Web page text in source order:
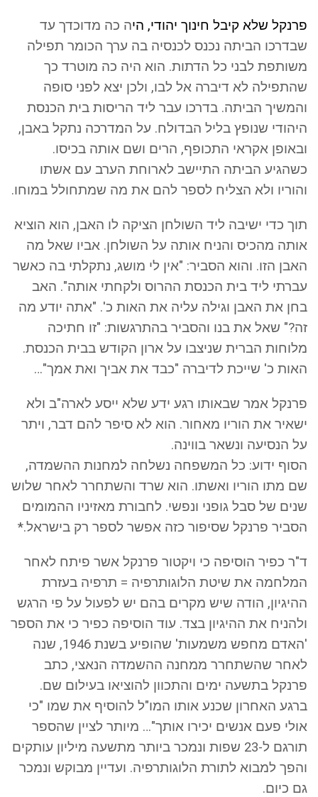
פרנקל שלא קיבל חינוך יהודי, היה כה מדוכדך עד
שבדרכו הביתה נכנס לכנסיה בה ערך הכומר תפילה
משותפת לבני כל הדתות. הוא היה כה מוטרד כך
שהתפילה לא דיברה אל לבו, ולכן יצא לפני סופה
והמשיך הביתה. בדרכו עבר ליד הריסות בית הכנסת
היהודי שנופץ בליל הבדולח. על המדרכה נתקל באבן,
ובאופן אקראי התכופף, הרים ושם אותה בכיסו.
כשהגיע הביתה התיישב לארוחת הערב עם אשתו
והוריו ולא הצליח לספר להם את מה שמתחולל במוחו.
תוך כדי ישיבה ליד השולחן הציקה לו האבן, הוא הוציא
אותה מהכיס והניח אותה על השולחן. אביו שאל מה
האבן הזו. והוא הסביר: "אין לי מושג, נתקלתי בה כאשר
עברתי ליד בית הכנסת ההרוס ולקחתי אותה". האב
בחן את האבן וגילה עליה את האות כ'. "אתה יודע מה
זה?" שאל את בנו והסביר בהתרגשות: "זו חתיכה
מלוחות הברית שניצבו על ארון הקודש בבית הכנסת.
האות כ' שייכת לדיברה "כבד את אביך ואת אמך"…
פרנקל אמר שבאותו רגע ידע שלא ייסע לארה"ב ולא
ישאיר את הוריו מאחור. הוא לא סיפר להם דבר, ויתר
על הנסיעה ונשאר בווינה.
הסוף ידוע: כל המשפחה נשלחה למחנות ההשמדה,
שם מתו הוריו ואשתו. הוא שרד והשתחרר לאחר שלוש
שנים של סבל גופני ונפשי. לחבורת מאזיניו ההמומים
הסביר פרנקל שסיפור כזה אפשר לספר רק בישראל.*
ד"ר כפיר הוסיפה כי ויקטור פרנקל אשר פיתח לאחר
המלחמה את שיטת הלוגותרפיה = תרפיה בעזרת
ההיגיון, הודה שיש מקרים בהם יש לפעול על פי הרגש
ולהניח את ההיגיון בצד. עוד הוסיפה כפיר כי את הספר
'האדם מחפש משמעות' שהופיע בשנת 1946, שנה
לאחר שהשתחרר ממחנה ההשמדה הנאצי, כתב
פרנקל בתשעה ימים והתכוון להוציאו בעילום שם.
ברגע האחרון שכנע אותו המו"ל להוסיף את שמו "כי
אולי פעם אנשים יכירו אותך"… מיותר לציין שהספר
תורגם ל-23 שפות ונמכר ביותר מתשעה מיליון עותקים
והפך למבוא לתורת הלוגותרפיה. ועדיין מבוקש ונמכר
גם כיום.